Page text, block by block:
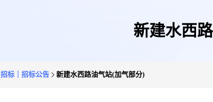
新建水西
招标｜招标公告 新建水西路油气站(加气部分)